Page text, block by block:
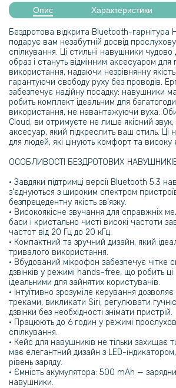
Опис Характеристики
Бездротова відкрита Bluetooth-гарнітура
подарує вам незабутній досвід
спілкування. Ці стильні навушники
образ і стануть відмінним аксесуаром для
використання, надаючи незрівнянну
гарантуючи свободу руху без проводів.
забезпечує надійну посадку: навушники
робить комплект ідеальним для
використання, не навантажуючи вуха.
Cloud, ви отримуєте не лише якісний
аксесуар, який підкреслить ваш стиль. Ці
для людей, які цінують комфорт та високу
ОСОБЛИВОСТІ БЕЗДРОТОВИХ НАВУШНИКІВ
• Завдяки підтримці версії Bluetooth 5.3
з’єднуються з широким спектром
безпрецедентну якість зв’язку.
• Високоякісне звучання для справжніх
баси і кристально чисті високі частоти
частот від 20 Гц до 20 кГц.
• Компактний та зручний дизайн, який
тривалого використання.
• Вбудований мікрофон забезпечує чітке
дзвінків у режимі hands-free, що робить
ідеальними для зайнятих користувачів.
• Інтуїтивно зрозуміле керування
треками, викликати Siri, регулювати
дзвінки без необхідності знімати пристрій.
• Працюють до 6 годин у режимі
спілкування.
• Кейс для навушників не тільки захищає
має елегантний дизайн з LED-
рівень заряду.
• Ємність акумулятора: 500 mAh —
навушники.